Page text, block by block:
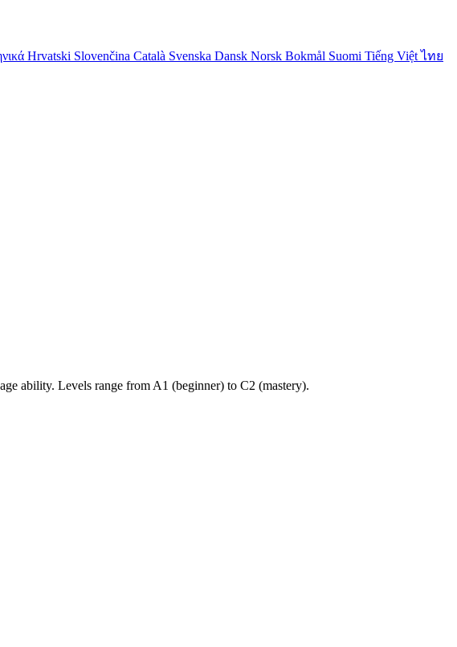
Hrvatski Slovenčina Català Svenska Dansk Norsk Bokmål Suomi Tiếng Việtไทย
ability. Levels range from A1 (beginner) to C2 (mastery).